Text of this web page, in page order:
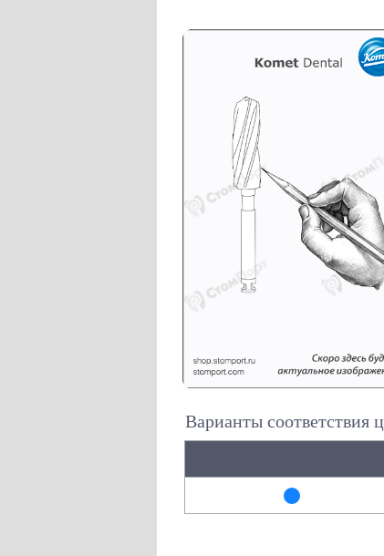
Наконечники и переходники
Варианты соответствия